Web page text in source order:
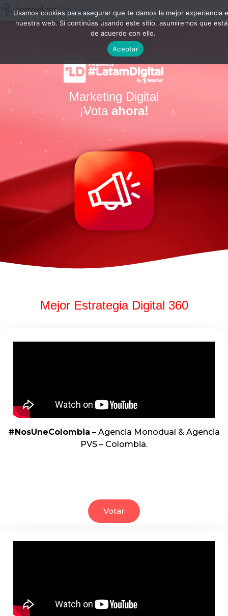
Marketing Digital
¡Votaahora!
Mejor Estrategia Digital 360
#NosUneColombia – Agencia Monodual & Agencia
PVS – Colombia.
Votar
Usamos cookies para asegurar que te damos la mejor experiencia
nuestra web. Si continúas usando este sitio, asumiremos que
de acuerdo con ello.
Aceptar